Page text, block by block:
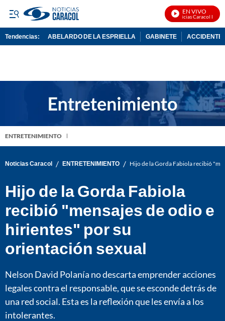
EN VIVO
Noticias Caracol En
Tendencias: ABELARDO DE LA ESPRIELLA GABINETE ACCIDENTE
ENTRETENIMIENTO
Noticias Caracol / ENTRETENIMIENTO / Hijo de la Gorda Fabiola recibió
Hijo de la Gorda Fabiola
recibió "mensajes de odio e
hirientes" por su
orientación sexual
Nelson David Polanía no descarta emprender acciones
legales contra el responsable, que se esconde detrás de
una red social. Esta es la reflexión que les envía a los
intolerantes.